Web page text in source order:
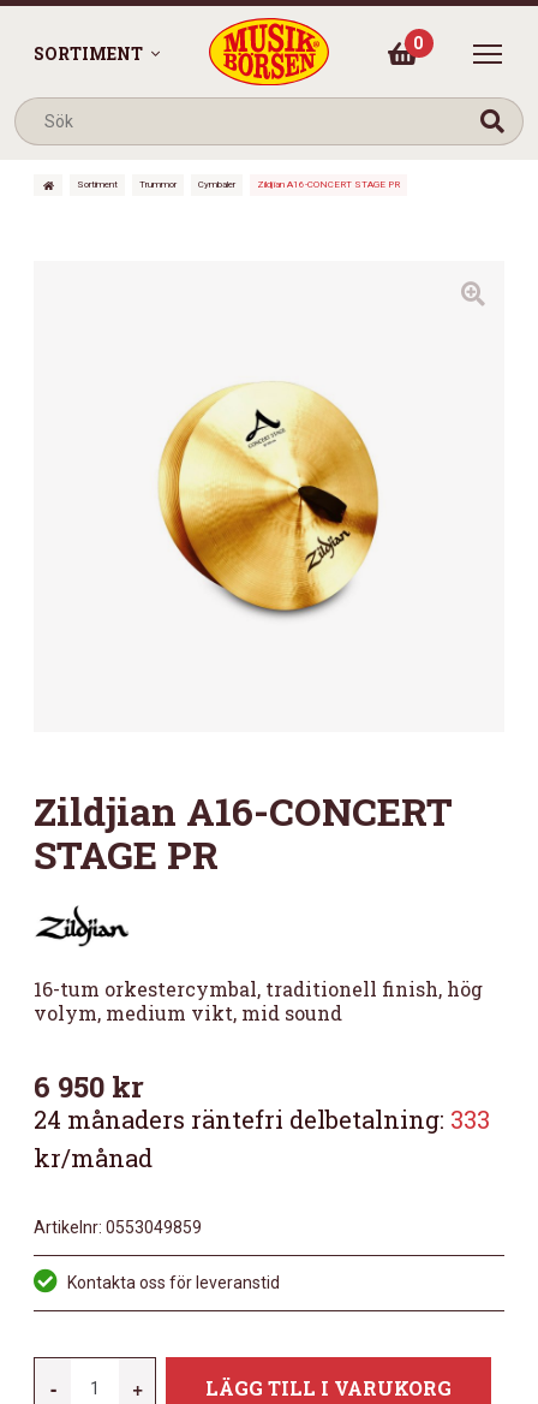
SORTIMENT 0
Sortiment Trummor Cymbaler Zildjian A16-CONCERT STAGE PR
Zildjian A16-CONCERT
STAGE PR
16-tum orkestercymbal, traditionell finish, hög
volym, medium vikt, mid sound
6 950 kr
24 månaders räntefri delbetalning: 333
kr/månad
Artikelnr: 0553049859
Kontakta oss för leveranstid
- + LÄGG TILL I VARUKORG